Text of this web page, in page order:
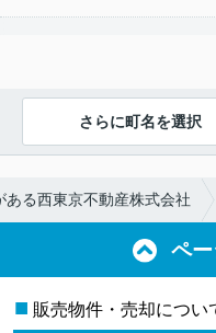
さらに町名を選択
る西東京不動産株式会社
ペ
■ 販売物件・売却につい